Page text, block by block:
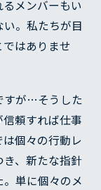
メンバーもい
。私たちが目
はありませ
すが…そうした
頼すれば仕事
個々の行動レ
、新たな指針
単に個々のメ